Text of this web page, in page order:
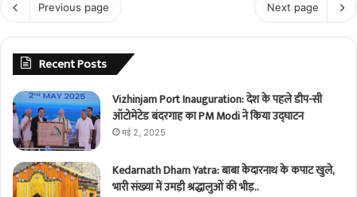
Previous page Next page
Recent Posts
Vizhinjam Port Inauguration: देश के पहले डीप-सी
ऑटोमेटेड बंदरगाह का PM Modi ने किया उद्घाटन
मई 2, 2025
Kedarnath Dham Yatra: बाबा केदारनाथ के कपाट खुले,
भारी संख्या में उमड़ी श्रद्धालुओं की भीड़..